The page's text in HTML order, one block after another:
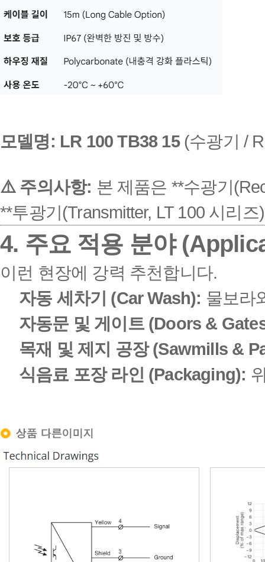
모델명: LR 100 TB38 15(수광기 /
⚠️ 주의사항: 본 제품은 **수광기
**투광기(Transmitter, LT 100 시리
4. 주요 적용 분야
이런 현장에 강력 추천합니다.
자동 세차기 (Car Wash): 물보라
자동문 및 게이트 (Doors &
목재 및 제지 공장 (Sawmills &
식음료 포장 라인 (Packaging):